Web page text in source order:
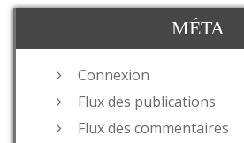
MÉTA
Connexion
Flux des publications
Flux des commentaires